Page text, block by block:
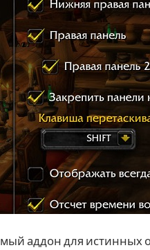
аддон для истинных